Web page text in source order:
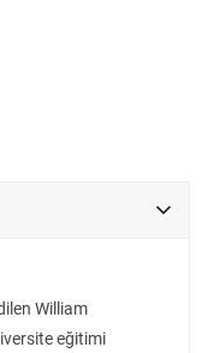
usta şairin, insanı ve
görüyoruz.
uzanabilen,
sanatçılardan
en sevilen
William
eğitimi